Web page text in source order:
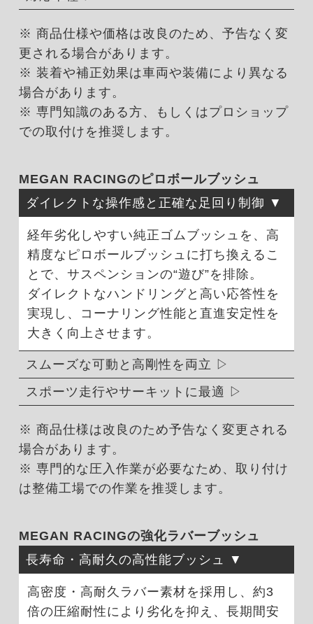
※ 商品仕様や価格は改良のため、予告なく変
更される場合があります。
※ 装着や補正効果は車両や装備により異なる
場合があります。
※ 専門知識のある方、もしくはプロショップ
での取付けを推奨します。
MEGAN RACINGのピロボールブッシュ
ダイレクトな操作感と正確な足回り制御
経年劣化しやすい純正ゴムブッシュを、高
精度なピロボールブッシュに打ち換えるこ
とで、サスペンションの“遊び”を排除。
ダイレクトなハンドリングと高い応答性を
実現し、コーナリング性能と直進安定性を
大きく向上させます。
スムーズな可動と高剛性を両立
スポーツ走行やサーキットに最適
※ 商品仕様は改良のため予告なく変更される
場合があります。
※ 専門的な圧入作業が必要なため、取り付け
は整備工場での作業を推奨します。
MEGAN RACINGの強化ラバーブッシュ
長寿命・高耐久の高性能ブッシュ
高密度・高耐久ラバー素材を採用し、約3
倍の圧縮耐性により劣化を抑え、長期間安